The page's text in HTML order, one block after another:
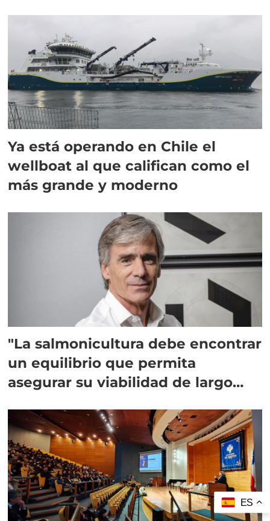
Ya está operando en Chile el
wellboat al que califican como el
más grande y moderno
"La salmonicultura debe encontrar
un equilibrio que permita
asegurar su viabilidad de largo
ES